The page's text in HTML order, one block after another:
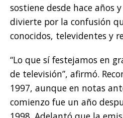
sostiene desde hace años
divierte por la confusión
conocidos, televidentes y
“Lo que sí festejamos en
de televisión”, afirmó.
1997, aunque en notas
comienzo fue un año